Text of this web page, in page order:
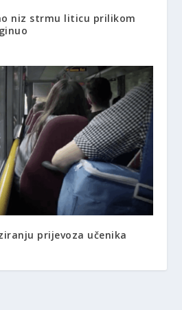
niz strmu liticu prilikom
prijevoza učenika